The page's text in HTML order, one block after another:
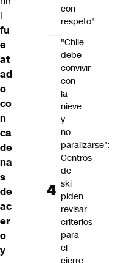
i
fu
e
at
ad
o
co
n
ca
de
na
s
de
ac
er
o
y
con
respeto"
"Chile
debe
convivir
con
la
nieve
y
no
paralizarse":
Centros
de
ski
piden
revisar
criterios
para
el
cierre